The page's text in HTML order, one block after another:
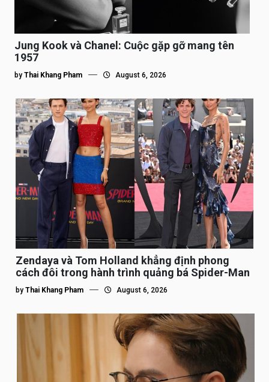
Jung Kook và Chanel: Cuộc gặp gỡ mang tên
1957
by Thai Khang Pham August 6, 2026
Zendaya và Tom Holland khẳng định phong
cách đôi trong hành trình quảng bá Spider-Man
by Thai Khang Pham August 6, 2026